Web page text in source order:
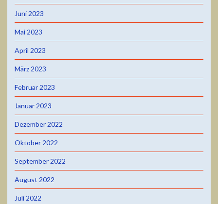
Juni 2023
Mai 2023
April 2023
März 2023
Februar 2023
Januar 2023
Dezember 2022
Oktober 2022
September 2022
August 2022
Juli 2022